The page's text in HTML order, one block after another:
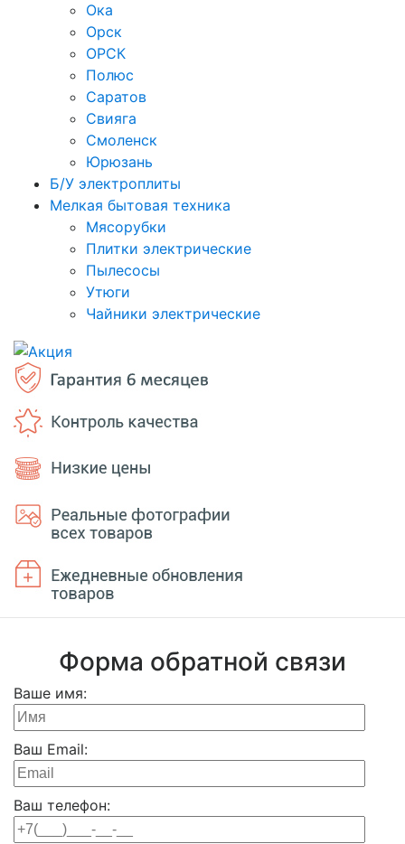
Ока
Орск
ОРСК
Полюс
Саратов
Свияга
Смоленск
Юрюзань
Б/У электроплиты
Мелкая бытовая техника
Мясорубки
Плитки электрические
Пылесосы
Утюги
Чайники электрические
Форма обратной связи
Ваше имя:
Ваш Email:
Ваш телефон: